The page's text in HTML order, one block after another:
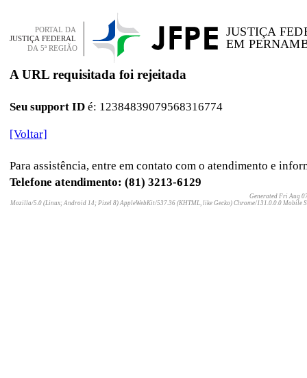
A URL requisitada foi rejeitada
Seu support ID é: 12384839079568316774
[Voltar]
Para assistência, entre em contato com o atendimento e
Telefone atendimento: (81) 3213-6129
Generated Fri Aug
Mozilla/5.0 (Linux; Android 14; Pixel 8) AppleWebKit/537.36 (KHTML, like Gecko) Chrome/131.0.0.0